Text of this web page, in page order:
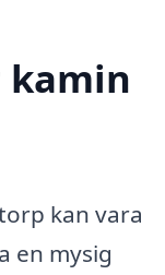
kamin
kan vara
en mysig